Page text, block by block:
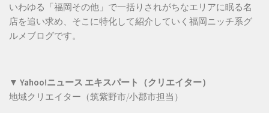
いわゆる「福岡その他」で一括りされがちなエリアに眠る名
店を追い求め、そこに特化して紹介していく福岡ニッチ系グ
ルメブログです。
▼ Yahoo!ニュース エキスパート（クリエイター）
地域クリエイター（筑紫野市/小郡市担当）